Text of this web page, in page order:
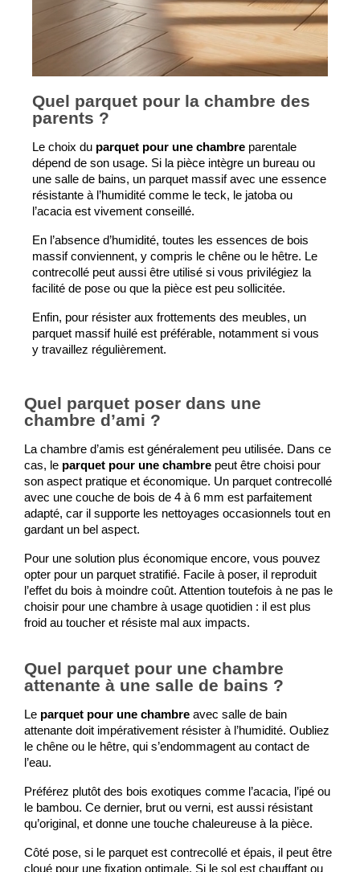
Quel parquet pour la chambre des
parents ?
Le choix du parquet pour une chambre parentale
dépend de son usage. Si la pièce intègre un bureau ou
une salle de bains, un parquet massif avec une essence
résistante à l’humidité comme le teck, le jatoba ou
l’acacia est vivement conseillé.
En l’absence d’humidité, toutes les essences de bois
massif conviennent, y compris le chêne ou le hêtre. Le
contrecollé peut aussi être utilisé si vous privilégiez la
facilité de pose ou que la pièce est peu sollicitée.
Enfin, pour résister aux frottements des meubles, un
parquet massif huilé est préférable, notamment si vous
y travaillez régulièrement.
Quel parquet poser dans une
chambre d’ami ?
La chambre d’amis est généralement peu utilisée. Dans ce
cas, le parquet pour une chambre peut être choisi pour
son aspect pratique et économique. Un parquet contrecollé
avec une couche de bois de 4 à 6 mm est parfaitement
adapté, car il supporte les nettoyages occasionnels tout en
gardant un bel aspect.
Pour une solution plus économique encore, vous pouvez
opter pour un parquet stratifié. Facile à poser, il reproduit
l’effet du bois à moindre coût. Attention toutefois à ne pas le
choisir pour une chambre à usage quotidien : il est plus
froid au toucher et résiste mal aux impacts.
Quel parquet pour une chambre
attenante à une salle de bains ?
Le parquet pour une chambre avec salle de bain
attenante doit impérativement résister à l’humidité. Oubliez
le chêne ou le hêtre, qui s’endommagent au contact de
l’eau.
Préférez plutôt des bois exotiques comme l’acacia, l’ipé ou
le bambou. Ce dernier, brut ou verni, est aussi résistant
qu’original, et donne une touche chaleureuse à la pièce.
Côté pose, si le parquet est contrecollé et épais, il peut être
cloué pour une fixation optimale. Si le sol est chauffant ou